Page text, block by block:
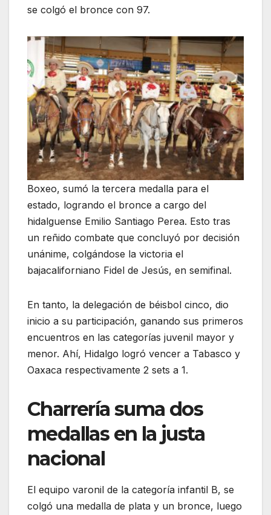
se colgó el bronce con 97.
Boxeo, sumó la tercera medalla para el
estado, logrando el bronce a cargo del
hidalguense Emilio Santiago Perea. Esto tras
un reñido combate que concluyó por decisión
unánime, colgándose la victoria el
bajacaliforniano Fidel de Jesús, en semifinal.
En tanto, la delegación de béisbol cinco, dio
inicio a su participación, ganando sus primeros
encuentros en las categorías juvenil mayor y
menor. Ahí, Hidalgo logró vencer a Tabasco y
Oaxaca respectivamente 2 sets a 1.
Charrería suma dos
medallas en la justa
nacional
El equipo varonil de la categoría infantil B, se
colgó una medalla de plata y un bronce, luego